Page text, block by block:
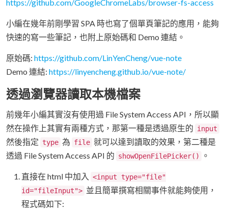
https://github.com/GoogleChromeLabs/browser-fs-access
小編在幾年前剛學習 SPA 時也寫了個單頁筆記的應用，能夠
快速的寫一些筆記，也附上原始碼和 Demo 連結。
原始碼: https://github.com/LinYenCheng/vue-note
Demo 連結: https://linyencheng.github.io/vue-note/
透過瀏覽器讀取本機檔案
前幾年小編其實沒有使用過 File System Access API，所以顯
然在操作上其實有兩種方式，那第一種是透過原生的 input
然後指定 type 為 file 就可以達到讀取的效果，第二種是
透過 File System Access API 的 showOpenFilePicker() 。
直接在 html 中加入
<input type="file"
id="fileInput"> 並且簡單撰寫相關事件就能夠使用，
程式碼如下: